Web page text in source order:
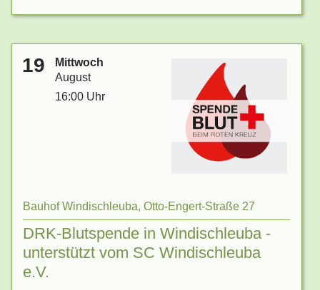
Mittwoch
19
August
16:00 Uhr
Bauhof Windischleuba, Otto-Engert-Straße 27
DRK-Blutspende in Windischleuba -
unterstützt vom SC Windischleuba
e.V.